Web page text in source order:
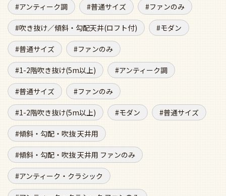
アンティーク調 普通サイズ ファンのみ
吹き抜け／傾斜・勾配天井(ロフト付) モダン
普通サイズ ファンのみ
1-2階吹き抜け(5m以上) アンティーク調
普通サイズ ファンのみ
1-2階吹き抜け(5m以上) モダン 普通サイズ
傾斜・勾配・吹抜 天井用
傾斜・勾配・吹抜 天井用 ファンのみ
アンティーク・クラシック